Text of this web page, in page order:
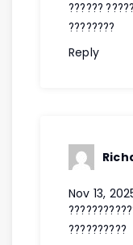
??????
????????
Reply
Nov 13,
??????????